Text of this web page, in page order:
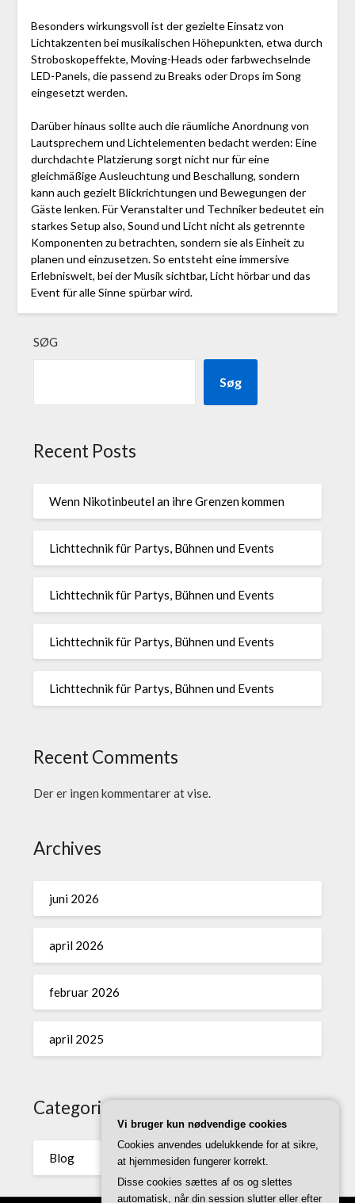
Besonders wirkungsvoll ist der gezielte Einsatz von
Lichtakzenten bei musikalischen Höhepunkten, etwa durch
Stroboskopeffekte, Moving-Heads oder farbwechselnde
LED-Panels, die passend zu Breaks oder Drops im Song
eingesetzt werden.
Darüber hinaus sollte auch die räumliche Anordnung von
Lautsprechern und Lichtelementen bedacht werden: Eine
durchdachte Platzierung sorgt nicht nur für eine
gleichmäßige Ausleuchtung und Beschallung, sondern
kann auch gezielt Blickrichtungen und Bewegungen der
Gäste lenken. Für Veranstalter und Techniker bedeutet ein
starkes Setup also, Sound und Licht nicht als getrennte
Komponenten zu betrachten, sondern sie als Einheit zu
planen und einzusetzen. So entsteht eine immersive
Erlebniswelt, bei der Musik sichtbar, Licht hörbar und das
Event für alle Sinne spürbar wird.
SØG
Søg
Recent Posts
Wenn Nikotinbeutel an ihre Grenzen kommen
Lichttechnik für Partys, Bühnen und Events
Lichttechnik für Partys, Bühnen und Events
Lichttechnik für Partys, Bühnen und Events
Lichttechnik für Partys, Bühnen und Events
Recent Comments
Der er ingen kommentarer at vise.
Archives
juni 2026
april 2026
februar 2026
april 2025
Categories
Blog
Vi bruger kun nødvendige cookies
Cookies anvendes udelukkende for at sikre,
at hjemmesiden fungerer korrekt.
Disse cookies sættes af os og slettes
automatisk, når din session slutter eller efter